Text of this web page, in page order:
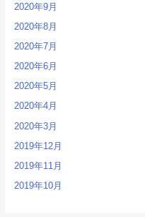
2020年9月
2020年8月
2020年7月
2020年6月
2020年5月
2020年4月
2020年3月
2019年12月
2019年11月
2019年10月